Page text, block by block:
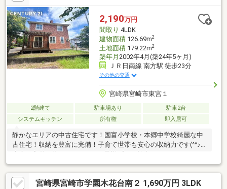
2,190万円
間取り 4LDK
建物面積126.69m2
土地面積179.22m2
築年月 2002年4月(築24年5ヶ月)
ＪＲ日南線 南方駅 徒歩23分
その他の交通
宮崎県宮崎市東宮１
2階建て 駐車場あり
駐車2台
システムキッチン
所有権 即入居可
静かなエリアの中古住宅です！国富小学校・本郷中学校綺麗な中
古住宅！収納を豊富に完備！子育て世帯も安心の収納力です(^^♪
宮崎県宮崎市学園木花台南２ 1,690万円 3LDK